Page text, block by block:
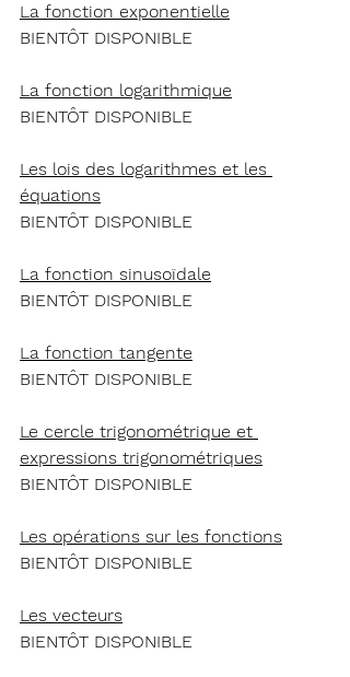
La fonction exponentielle
BIENTÔT DISPONIBLE
La fonction logarithmique
BIENTÔT DISPONIBLE
Les lois des logarithmes et les
équations
BIENTÔT DISPONIBLE
La fonction sinusoïdale
BIENTÔT DISPONIBLE
La fonction tangente
BIENTÔT DISPONIBLE
Le cercle trigonométrique et
expressions trigonométriques
BIENTÔT DISPONIBLE
Les opérations sur les fonctions
BIENTÔT DISPONIBLE
Les vecteurs
BIENTÔT DISPONIBLE